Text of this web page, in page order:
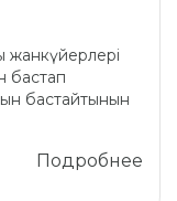
жанкүйерлері
бастап
бастайтынын
Подробнее